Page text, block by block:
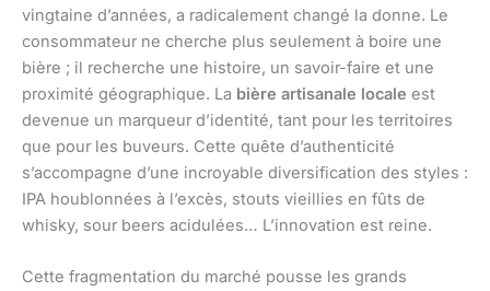
vingtaine d’années, a radicalement changé la donne. Le
consommateur ne cherche plus seulement à boire une
bière ; il recherche une histoire, un savoir-faire et une
proximité géographique. La bière artisanale locale est
devenue un marqueur d’identité, tant pour les territoires
que pour les buveurs. Cette quête d’authenticité
s’accompagne d’une incroyable diversification des styles :
IPA houblonnées à l’excès, stouts vieillies en fûts de
whisky, sour beers acidulées… L’innovation est reine.
Cette fragmentation du marché pousse les grands